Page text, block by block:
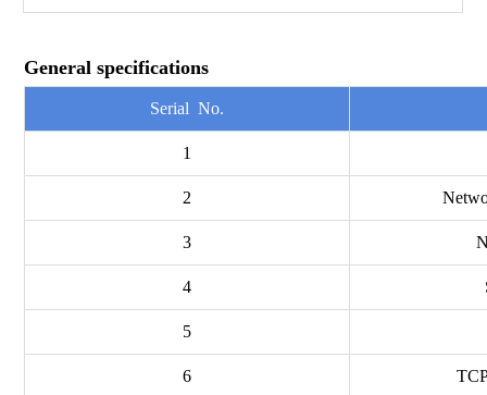
General specifications
Serial No.
1
2
3
4
5
6